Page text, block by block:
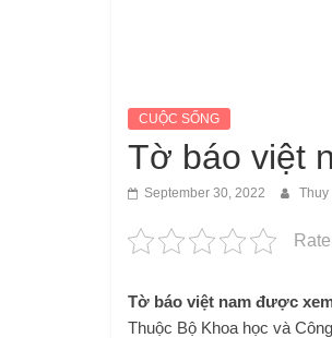
CUỘC SỐNG
Tờ báo việt
September 30, 2022 Thuy
Tờ báo việt nam được
Thuộc Bộ Khoa học và